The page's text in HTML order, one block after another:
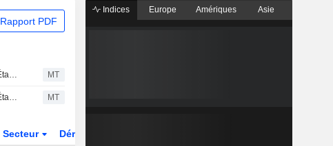
Rapport PDF
Les actions asiatiques cotées aux États-Unis sous forme d'ADR progressent lors de la séance de jeudi MT
Les actions asiatiques cotées aux États-Unis sous forme d'ADR progressent lors de la séance de mercredi MT
Secteur Dérivés
Indices Europe Amériques Asie